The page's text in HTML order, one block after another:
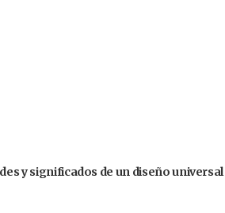
y significados de un diseño universal